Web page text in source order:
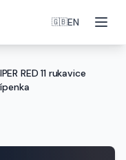
🇬🇧EN
RED 11 rukavice